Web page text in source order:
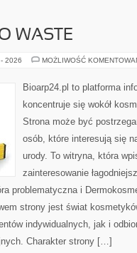
WASTE
2026 MOŻLIWOŚĆ
Bioarp24.pl to platforma
koncentruje się wokół
Strona może być
osób, które interesują się
urody. To witryna, która
zainteresowanie
problematyczna i
strony jest świat
indywidualnych, jak i
Charakter strony […]